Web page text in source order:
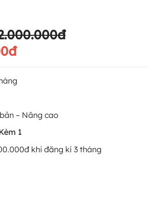
– Nâng cao
1
khi đăng kí 3 tháng